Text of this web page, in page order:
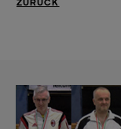
ZURÜCK